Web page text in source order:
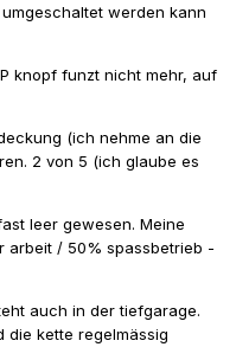
werden kann
knopf funzt nicht mehr, auf
(ich nehme an die
2 von 5 (ich glaube es
leer gewesen. Meine
arbeit / 50% spassbetrieb -
auch in der tiefgarage.
die kette regelmässig